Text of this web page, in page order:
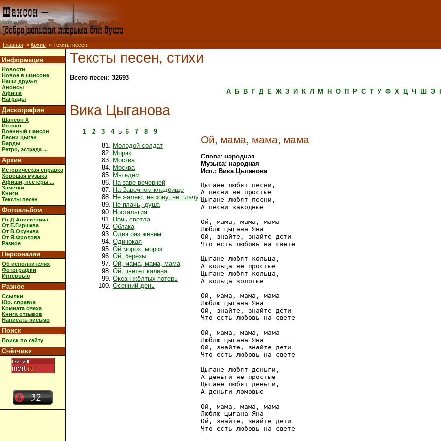
Главная » Архив » Тексты песен
Информация
Новости
Новое в шансоне
Наши друзья
Анонсы
Афиша
Награды
Дискография
Шансон X
Истоки
Военный шансон
Песни цыган
Барды
Ретро, эстрада ...
Архив
Историческая справка
Хорошая музыка
Афиши, постеры ...
Заметки
Книги
Тексты песен
Фотоальбом
От Д.Анискевича
От Е.Гиршева
От В.Окунева
От Я.Фролова
Разное
Персоналии
Об исполнителях
Фотографии
Интервью
Разное
Ссылки
Юр. справка
Комната смеха
Книга отзывов
Написать письмо
Поиск
Поиск по сайту
Счётчики
Тексты песен, стихи
Всего песен: 32693
А
Б В Г Д Е Ж З И К Л М Н О П Р С Т У Ф Х Ц Ч Ш Э
Вика Цыганова
1 2 3 45 6 7 8
9
Молодой солдат
Моряк
Москва
Москва
Мы едем
На заре вечерней
На Заречном кладбище
Не жалею, не зову, не плачу
Не плачь, душа
Ностальгия
Ночь светла
Облака
Один раз живём
Одинокая
Ой мороз, мороз
Ой, берёзы
Ой, мама, мама, мама
Ой, цветет калина
Океан жёлтых потерь
Осенний день
Ой, мама, мама, мама
Слова: народная
Музыка: народная
Исп.: Вика Цыганова
Цыгане любят песни,
А песни не простые
Цыгане любят песни,
А песни заводные
Ой, мама, мама, мама
Люблю цыгана Яна
Ой, знайте, знайте дети
Что есть любовь на свете
Цыгане любят кольца,
А кольца не простые
Цыгане любят кольца,
А кольца золотые
Ой, мама, мама, мама
Люблю цыгана Яна
Ой, знайте, знайте дети
Что есть любовь на свете
Ой, мама, мама, мама
Люблю цыгана Яна
Ой, знайте, знайте дети
Что есть любовь на свете
Цыгане любят деньги,
А деньги не простые
Цыгане любят деньги,
А деньги ломовые
Ой, мама, мама, мама
Люблю цыгана Яна
Ой, знайте, знайте дети
Что есть любовь на свете